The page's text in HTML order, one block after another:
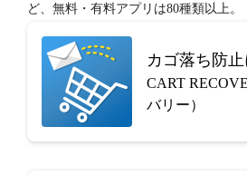
ど、無料・有料アプリは80種類以上。
カゴ落ち防
CART
バリー）